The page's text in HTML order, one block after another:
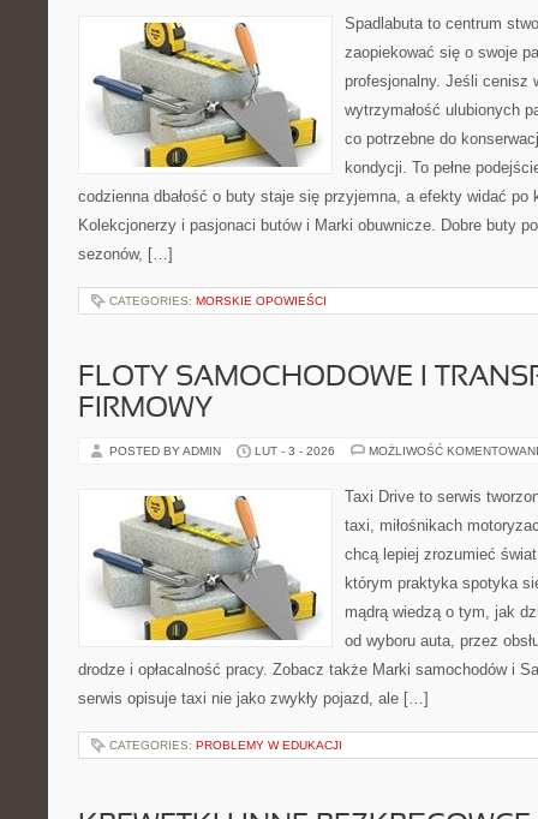
Spadlabuta to centrum
zaopiekować się o swoje
profesjonalny. Jeśli cenisz
wytrzymałość ulubionych
co potrzebne do
kondycji. To pełne
codzienna dbałość o buty staje się przyjemna, a efekty widać
Kolekcjonerzy i pasjonaci butów i Marki obuwnicze. Dobre buty
sezonów, […]
CATEGORIES: MORSKIE OPOWIEŚCI
FLOTY SAMOCHODOWE I
FIRMOWY
POSTED BY ADMIN LUT - 3 - 2026 MOŻLIWOŚĆ
Taxi Drive to serwis
taxi, miłośnikach
chcą lepiej zrozumieć
którym praktyka spotyka
mądrą wiedzą o tym, jak
od wyboru auta, przez
drodze i opłacalność pracy. Zobacz także Marki samochodów i
serwis opisuje taxi nie jako zwykły pojazd, ale […]
CATEGORIES: PROBLEMY W EDUKACJI